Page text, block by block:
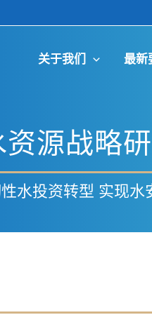
关于我们 最新
资源战略
水投资转型 实现水